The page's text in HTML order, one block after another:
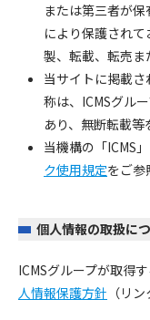
または第三者が
により保護され
製、転載、転売ま
当サイトに掲載
称は、ICMSグル
あり、無断転載等
当機構の「ICMS
ク使用規定をご参
個人情報の取扱に
ICMSグループが取得
人情報保護方針 （リ